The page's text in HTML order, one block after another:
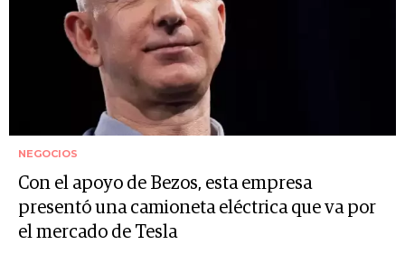
NEGOCIOS
Con el apoyo de Bezos, esta empresa
presentó una camioneta eléctrica que va por
el mercado de Tesla